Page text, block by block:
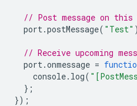
// Post message on
port.postMessage( "Test" )
// Receive upcoming
port.onmessage =
console. log(
};
});